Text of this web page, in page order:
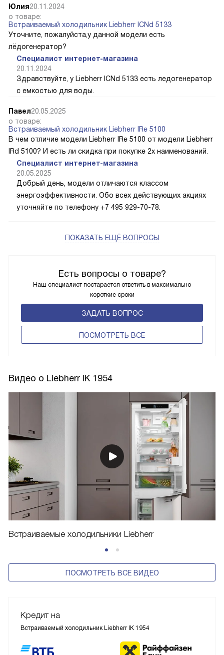
Есть вопросы о товаре?
Наш специалист постарается ответить в максимально
короткие сроки
ЗАДАТЬ ВОПРОС
ПОCМОТРЕТЬ ВСЕ
Юлия20.11.2024
о товаре:
Встраиваемый холодильник Liebherr ICNd 5133
Уточните, пожалуйста,у данной модели есть
лёдогенератор?
Специалист интернет-магазина
20.11.2024
Здравствуйте, у Liebherr ICNd 5133 есть ледогенератор
с емкостью для воды.
Павел20.05.2025
о товаре:
Встраиваемый холодильник Liebherr IRe 5100
В чем отличие модели Liebherr IRe 5100 от модели Liebherr
IRd 5100? И есть ли скидка при покупке 2х наименований.
Специалист интернет-магазина
20.05.2025
Добрый день, модели отличаются классом
энергоэффективности. Обо всех действующих акциях
уточняйте по телефону +7 495 929-70-78.
ПОКАЗАТЬ ЕЩЁ ВОПРОСЫ
Видео о Liebherr IK 1954
Встраиваемые холодильники Liebherr
ПОСМОТРЕТЬ ВСЕ ВИДЕО
Кредит на
Встраиваемый холодильник Liebherr IK 1954